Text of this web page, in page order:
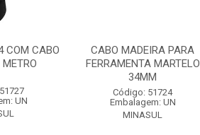
COM CABO
UN
CABO MADEIRA PARA
FERRAMENTA MARTELO
34MM
Código: 51724
Embalagem: UN
MINASUL